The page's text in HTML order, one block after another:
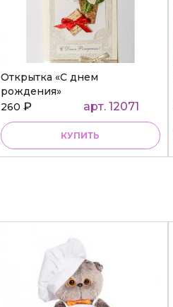
Открытка «С днем
рождения»
260 ₽ арт. 12071
КУПИТЬ